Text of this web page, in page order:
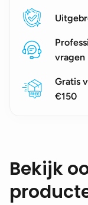
vragen
Gratis
€150
Bekijk